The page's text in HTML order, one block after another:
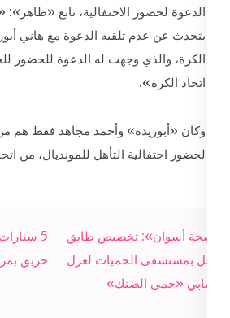
الدعوة لحضور الاحتفالية، تابع «طاهر»:
يتحدث عن عدم تلقيه الدعوة مع هاني
الكرة، والذي وجهت له الدعوة للحضور
اتحاد الكرة».
وكان «أبوريدة» وأحمد مجاهد فقط هم من
لحضور احتفالية التأهل للمونديال، من
Post
navigation
5
حريق
«صحة أسوان»: تخصيص طابق
كامل بمستشفى الحميات لعزل
مصابي «حمى الضنك»